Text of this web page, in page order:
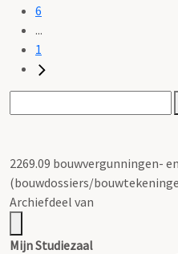
6
...
1
2269.09 bouwvergunningen-
(bouwdossiers/
Archiefdeel van
Mijn Studiezaal